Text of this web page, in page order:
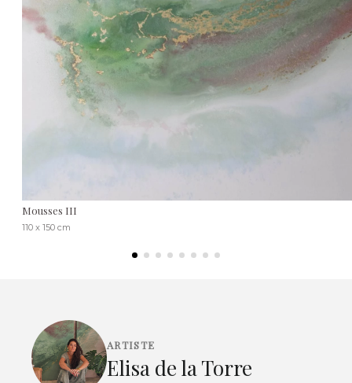
Mousses III
110 x 150 cm
ARTISTE
Elisa de la Torre